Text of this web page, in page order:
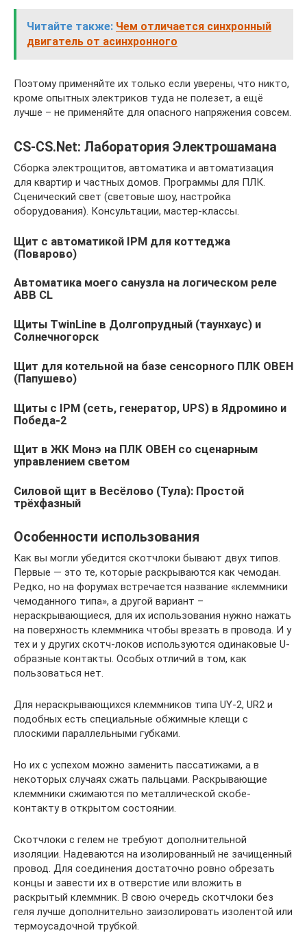
Читайте также: Чем отличается синхронный
двигатель от асинхронного
Поэтому применяйте их только если уверены, что никто,
кроме опытных электриков туда не полезет, а ещё
лучше – не применяйте для опасного напряжения совсем.
CS-CS.Net: Лаборатория Электрошамана
Сборка электрощитов, автоматика и автоматизация
для квартир и частных домов. Программы для ПЛК.
Сценический свет (световые шоу, настройка
оборудования). Консультации, мастер-классы.
Щит с автоматикой IPM для коттеджа
(Поварово)
Автоматика моего санузла на логическом реле
ABB CL
Щиты TwinLine в Долгопрудный (таунхаус) и
Солнечногорск
Щит для котельной на базе сенсорного ПЛК ОВЕН
(Папушево)
Щиты с IPM (сеть, генератор, UPS) в Ядромино и
Победа-2
Щит в ЖК Монэ на ПЛК ОВЕН со сценарным
управлением светом
Силовой щит в Весёлово (Тула): Простой
трёхфазный
Особенности использования
Как вы могли убедится скотчлоки бывают двух типов.
Первые — это те, которые раскрываются как чемодан.
Редко, но на форумах встречается название «клеммники
чемоданного типа», а другой вариант –
нераскрывающиеся, для их использования нужно нажать
на поверхность клеммника чтобы врезать в провода. И у
тех и у других скотч-локов используются одинаковые U-
образные контакты. Особых отличий в том, как
пользоваться нет.
Для нераскрывающихся клеммников типа UY-2, UR2 и
подобных есть специальные обжимные клещи с
плоскими параллельными губками.
Но их с успехом можно заменить пассатижами, а в
некоторых случаях сжать пальцами. Раскрывающие
клеммники сжимаются по металлической скобе-
контакту в открытом состоянии.
Скотчлоки с гелем не требуют дополнительной
изоляции. Надеваются на изолированный не зачищенный
провод. Для соединения достаточно ровно обрезать
концы и завести их в отверстие или вложить в
раскрытый клеммник. В свою очередь скотчлоки без
геля лучше дополнительно заизолировать изолентой или
термоусадочной трубкой.